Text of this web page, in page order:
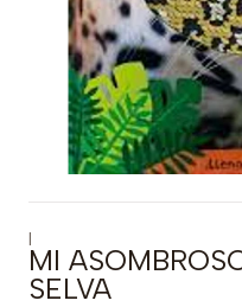
|
MI
SELVA